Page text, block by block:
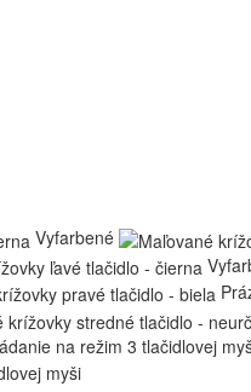
Vyfarbené
na režim 3 tlačidlovej
myši